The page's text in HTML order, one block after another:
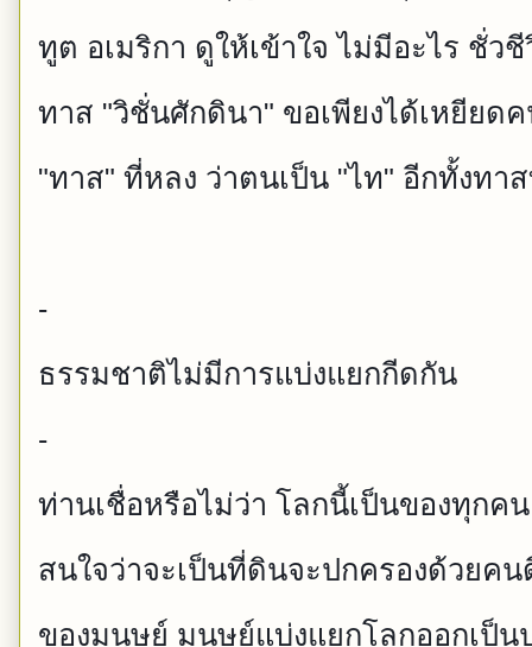
ทูต อเมริกา ดูให้เข้าใจ ไม่มีอะไร ชั่
ทาส "วิชั่นศักดินา" ขอเพียงได้เหยียด
"ทาส" ที่หลง ว่าตนเป็น "ไท" อีกทั้งทา
-
ธรรมชาติไม่มีการแบ่งแยกกีดกัน
-
ท่านเชื่อหรือไม่ว่า โลกนี้เป็นของทุก
สนใจว่าจะเป็นที่ดินจะปกครองด้วยคน
ของมนุษย์ มนุษย์แบ่งแยกโลกออกเป็น